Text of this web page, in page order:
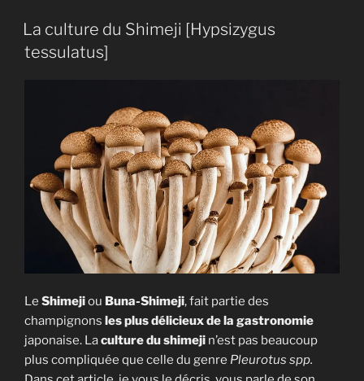
La culture du Shimeji [Hypsizygus
tessulatus]
Le Shimejiou Buna-Shimeji, fait partie des
champignons les plus délicieux de la gastronomie
japonaise. Laculture du shimeji n’est pas beaucoup
plus compliquée que celle du genre Pleurotus spp.